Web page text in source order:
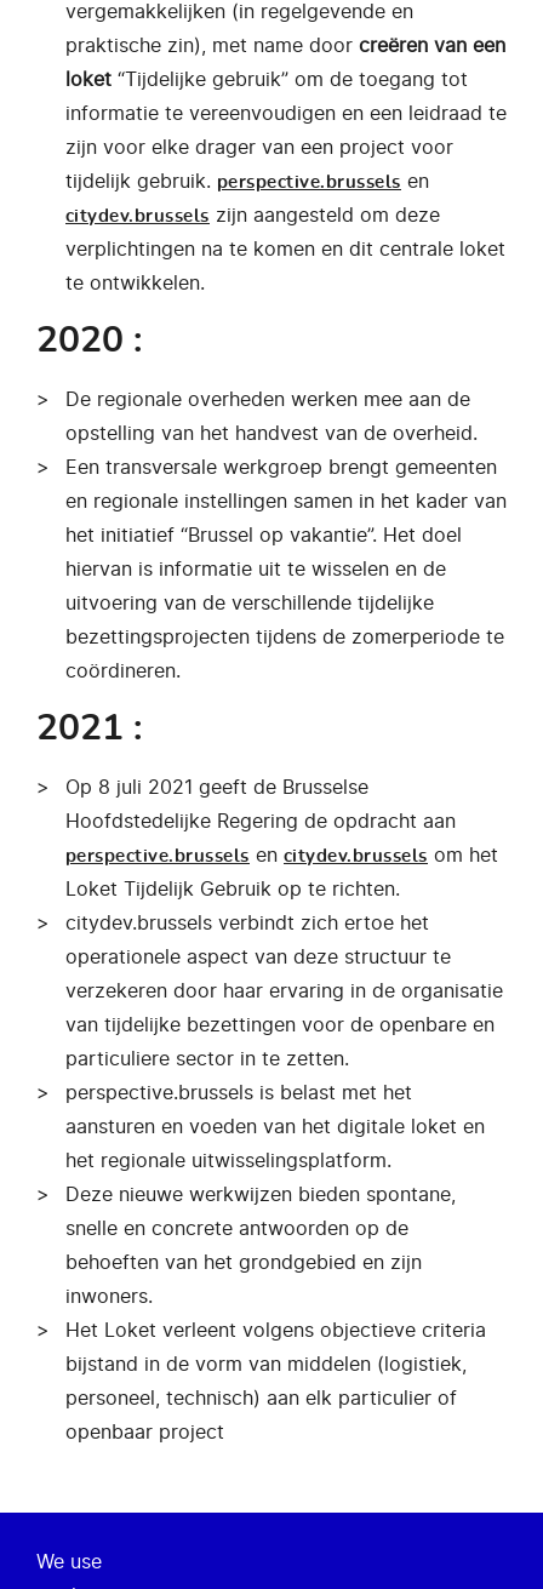
vergemakkelijken (in regelgevende en
praktische zin), met name door creëren van een
loket “Tijdelijke gebruik” om de toegang tot
informatie te vereenvoudigen en een leidraad te
zijn voor elke drager van een project voor
tijdelijk gebruik. perspective.brussels en
citydev.brussels zijn aangesteld om deze
verplichtingen na te komen en dit centrale loket
te ontwikkelen.
2020 :
De regionale overheden werken mee aan de
opstelling van het handvest van de overheid.
Een transversale werkgroep brengt gemeenten
en regionale instellingen samen in het kader van
het initiatief “Brussel op vakantie”. Het doel
hiervan is informatie uit te wisselen en de
uitvoering van de verschillende tijdelijke
bezettingsprojecten tijdens de zomerperiode te
coördineren.
2021 :
Op 8 juli 2021 geeft de Brusselse
Hoofdstedelijke Regering de opdracht aan
perspective.brussels en citydev.brussels om het
Loket Tijdelijk Gebruik op te richten.
citydev.brussels verbindt zich ertoe het
operationele aspect van deze structuur te
verzekeren door haar ervaring in de organisatie
van tijdelijke bezettingen voor de openbare en
particuliere sector in te zetten.
perspective.brussels is belast met het
aansturen en voeden van het digitale loket en
het regionale uitwisselingsplatform.
Deze nieuwe werkwijzen bieden spontane,
snelle en concrete antwoorden op de
behoeften van het grondgebied en zijn
inwoners.
Het Loket verleent volgens objectieve criteria
bijstand in de vorm van middelen (logistiek,
personeel, technisch) aan elk particulier of
openbaar project
Over ons
We use